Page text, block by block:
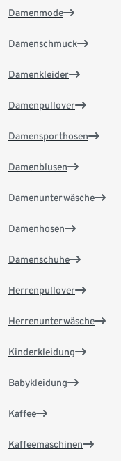
Damenmode
Damenschmuck
Damenkleider
Damenpullover
Damensporthosen
Damenblusen
Damenunterwäsche
Damenhosen
Damenschuhe
Herrenpullover
Herrenunterwäsche
Kinderkleidung
Babykleidung
Kaffee
Kaffeemaschinen